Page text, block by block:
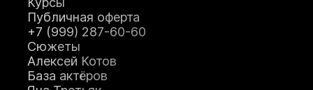
Публичная оферта
+7 (999) 287-60-60
Сюжеты
Алексей Котов
База актёров